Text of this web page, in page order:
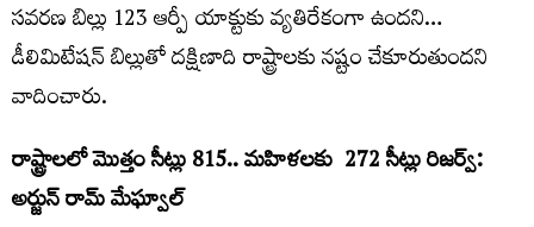
సవరణ బిల్లు 123 ఆర్పీ యాక్టుకు వ్యతిరేకంగా ఉందని…
డీలిమిటేషన్ బిల్లుతో దక్షిణాది రాష్ట్రాలకు నష్టం చేకూరుతుందని
వాదించారు.
రాష్ట్రాలలో మొత్తం సీట్లు 815.. మహిళలకు 272 సీట్లు రిజర్వ్:
అర్జున్ రామ్ మేఘ్వాల్